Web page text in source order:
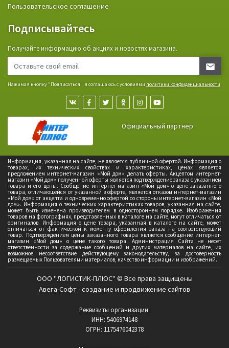
Пользовательское соглашение
Подписывайтесь
Получайте информацию об акциях и новостях магазина.
Нажимая кнопку "Подписаться", я соглашаюсь с условиями политики конфиденциальности
Официальный партнер
Информация, указанная на сайте, не является публичной офертой. Информация о
товарах, их технических свойствах и характеристиках, ценах является
предложением интернет-магазин «Мой дом» делать оферты. Акцептом интернет-
магазин «Мой дом» полученной оферты является подтверждение заказа с указанием
товара и его цены. Сообщение интернет-магазин «Мой дом» о цене заказанного
товара, отличающейся от указанной в оферте, является отказом интернет-магазин
«Мой дом» от акцепта и одновременно офертой со стороны интернет-магазин «Мой
дом». Информация о технических характеристиках товаров, указанная на сайте,
может быть изменена производителем в одностороннем порядке. Изображения
товаров на фотографиях, представленных в каталоге на сайте, могут отличаться от
оригиналов. Информация о цене товара, указанная в каталоге на сайте, может
отличаться от фактической к моменту оформления заказа на соответствующий
товар. Подтверждением цены заказанного товара является сообщение интернет-
магазин «Мой дом» о цене такого товара. Администрация Сайта не несет
ответственности за содержание сообщений и других материалов на сайте, их
возможное несоответствие действующему законодательству, за достоверность
размещаемых Пользователями материалов, качество информации и изображений.
ООО "ЛОГИСТИК-ПЛЮС" © Все права защищены
Авега-Софт - создание и продвижение сайтов
Реквизиты организации:
ИНН: 5406974148
ОГРН: 1175476042378